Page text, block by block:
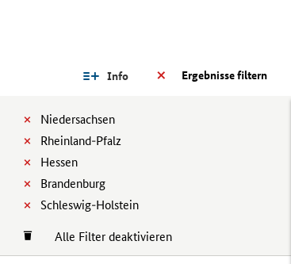
Ergebnisse filtern
Info
Niedersachsen
Rheinland-Pfalz
Hessen
Brandenburg
Schleswig-Holstein
Alle Filter deaktivieren